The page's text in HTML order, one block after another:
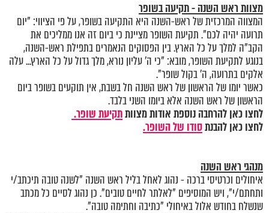
מצוות ראש השנה - תקיעה בשופר
המצווה המרכזית של ראש-השנה היא התקיעה בשופר, על פי הציווי: "יום
תרועה יהיה לכם". תקיעת השופר מציינת כי ביום זה אנו ממליכים את
הקב"ה למלך על כל הארץ. בין הפסוקים הנאמרים בתפילת ראש-השנה,
בנוגע לתקיעת השופר, מובא: "כי ה' עליון נורא, מלך גדול על כל הארץ... עלה
אלקים בתרועה, ה' בקול שופר".
כאשר יומו של הראשון של ראש השנה חל בשבת, אין תוקעים בשופר ביום
הראשון של ראש השנה אלא ביומו השני בלבד.
לחצו כאן להרחבה נוספת אודות מצוותתקיעת שופר.
לחצו כאן להבנתסודו של השופר.
מנהגי ראש השנה
איחולים וכרטיסי ברכה - נהוג לאחל בליל ראש השנה "לשנה טובה תיכתב/י
ותחתם/י", ויש המוסיפים "לאלתר לחיים טובים". כן נהוג לסיים כל מכתב
שנשלח בחודש אלול באיחולי "כתיבה וחתימה טובה".